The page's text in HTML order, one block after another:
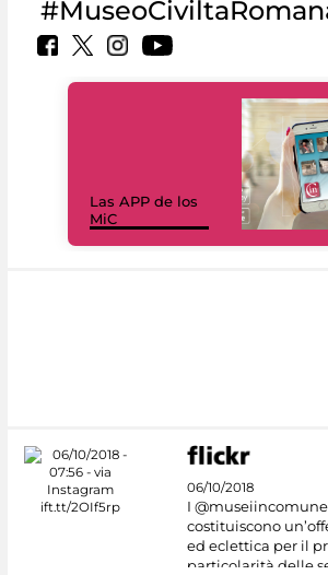
Las APP de los
MiC
06/10/2018
I
costituiscono
ed eclettica per il
particolarità delle